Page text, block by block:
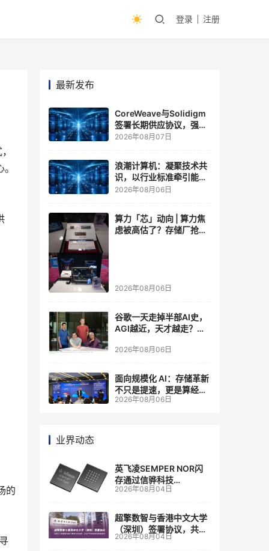
登录 注册
的
最新发布
CoreWeave与Solidigm
签署长期供应协议，强化
一体化人工智能云平台
2026年08月07日
浪潮计算机：凝聚技术共
识，以行业标准牵引能力
跃升
2026年08月06日
算力「芯」动向 | 算力焦
虑被高估了？存储厂抢了
2026年08月06日
谷歌一天走掉半部AI史，
AGI越近，天才越走？大
自己的研发节奏
2026年08月06日
面向规模化 AI：存储革新
不只是提速，更是算经济
账
2026年08月06日
业界动态
英飞凌SEMPER NOR闪
存通过信骅科技
AST2700 BMC认证，全
管理
2026年08月04日
超擎数智与香港中文大学
（深圳）签署协议，共建
人工智能和边缘计算联合
2026年08月04日